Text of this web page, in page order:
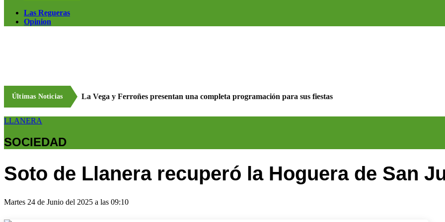
Las Regueras
Opinion
Últimas Noticias La Vega y Ferroñes presentan una completa programación para sus fiestas
LLANERA
SOCIEDAD
Soto de Llanera recuperó la Hoguera de San
Martes 24 de Junio del 2025 a las 09:10